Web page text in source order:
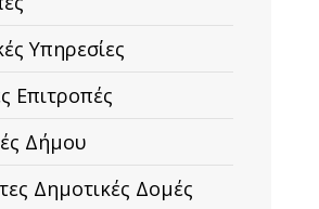
Υπηρεσίες
Επιτροπές
Δήμου
Δημοτικές Δομές